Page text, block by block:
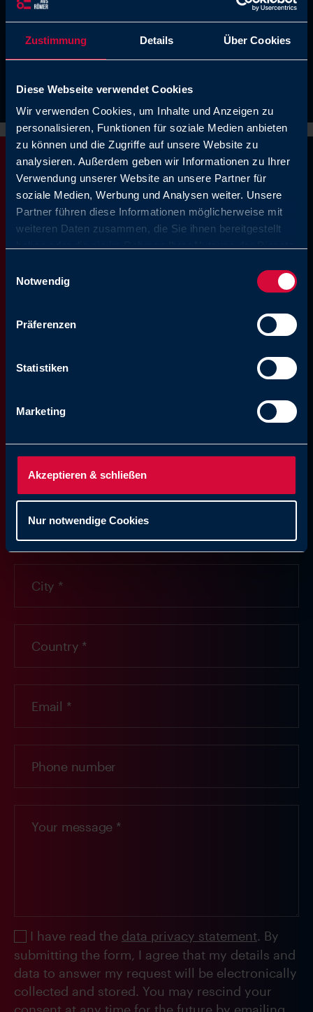
Zustimmung Details Über Cookies
Diese Webseite verwendet Cookies
Wir verwenden Cookies, um Inhalte und Anzeigen zu
personalisieren, Funktionen für soziale Medien anbieten
zu können und die Zugriffe auf unsere Website zu
analysieren. Außerdem geben wir Informationen zu Ihrer
Verwendung unserer Website an unsere Partner für
soziale Medien, Werbung und Analysen weiter. Unsere
Partner führen diese Informationen möglicherweise mit
weiteren Daten zusammen, die Sie ihnen bereitgestellt
Cookies, wenn Sie unsere Webseite weiterhin nutzen.
Notwendig
Präferenzen
Statistiken
Marketing
Akzeptieren & schließen
Nur notwendige Cookies
friction ensure smooth and easy-to-clean
surfaces.
What can we do for
you?
Reismühle 3
Tel:+49 8552 4076 0
I have read the data privacy statement. By
submitting the form, I agree that my details and
data to answer my request will be electronically
collected and stored. You may rescind your